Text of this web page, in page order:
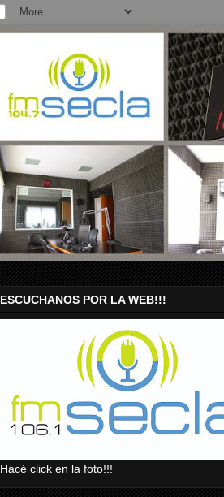
ESCUCHANOS POR LA WEB!!!
Hacé click en la foto!!!